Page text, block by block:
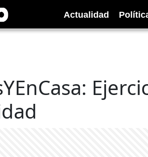
Actualidad